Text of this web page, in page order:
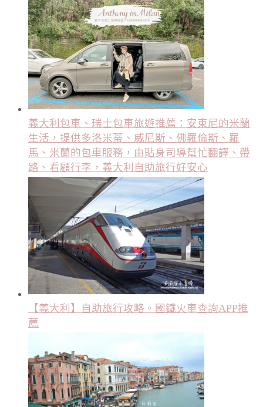
義大利包車、瑞士包車旅遊推薦：安東尼的米蘭
生活，提供多洛米蒂、威尼斯、佛羅倫斯、羅
馬、米蘭的包車服務，由貼身司導幫忙翻譯、帶
路、看顧行李，義大利自助旅行好安心
【義大利】自助旅行攻略。國鐵火車查詢APP推
薦